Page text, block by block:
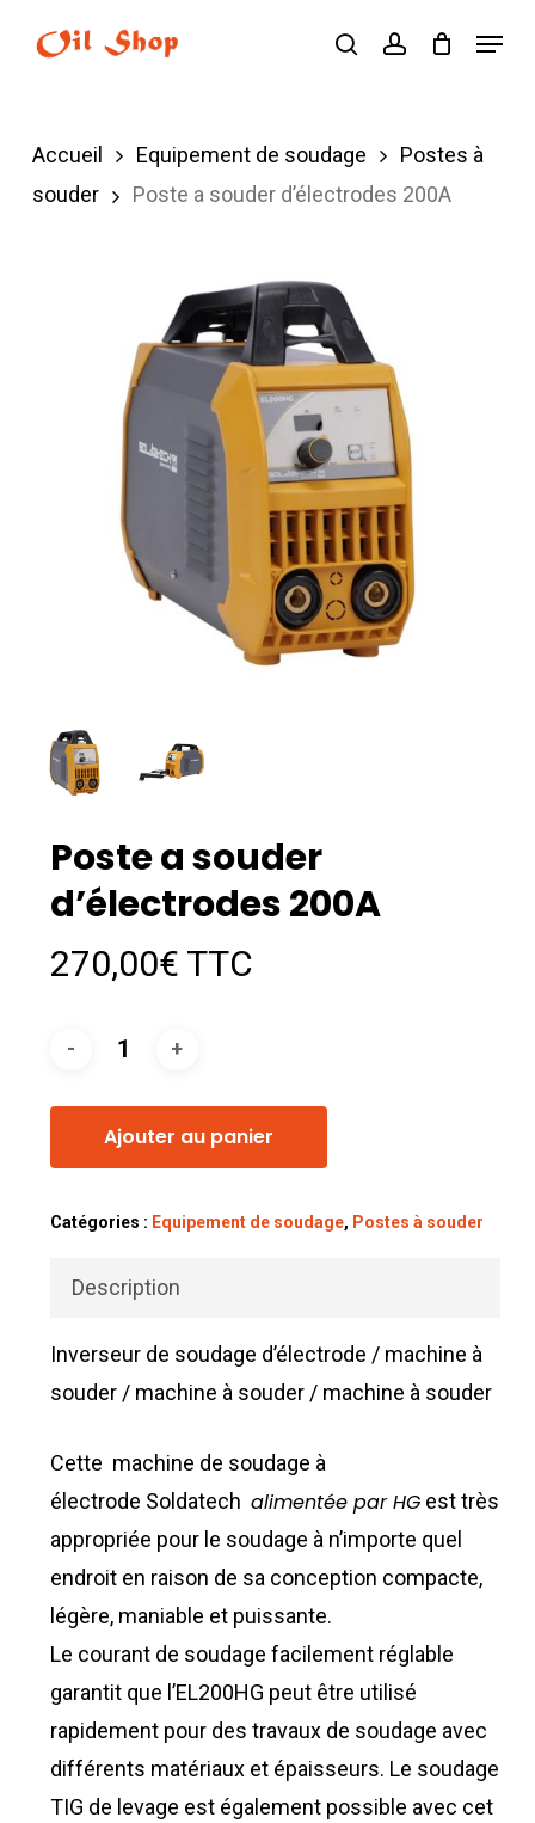
searchaccount
Menu
Accueil Equipement de soudage
Postes à
souder
Poste a souder d’électrodes 200A
Poste a souder
d’électrodes 200A
270,00€ TTC
Ajouter au panier
Catégories : Equipement de soudage, Postes à souder
Description
Inverseur de soudage d’électrode / machine à
souder / machine à souder / machine à souder
Cette machine de soudage à
électrode Soldatech alimentée par HGest très
appropriée pour le soudage à n’importe quel
endroit en raison de sa conception compacte,
légère, maniable et puissante.
Le courant de soudage facilement réglable
garantit que l’EL200HG peut être utilisé
rapidement pour des travaux de soudage avec
différents matériaux et épaisseurs. Le soudage
TIG de levage est également possible avec cet